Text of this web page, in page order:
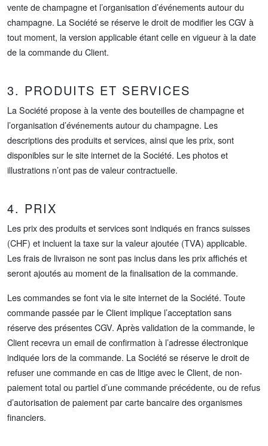
vente de champagne et l’organisation d’événements autour du
champagne. La Société se réserve le droit de modifier les CGV à
tout moment, la version applicable étant celle en vigueur à la date
de la commande du Client.
3. PRODUITS ET SERVICES
La Société propose à la vente des bouteilles de champagne et
l’organisation d’événements autour du champagne. Les
descriptions des produits et services, ainsi que les prix, sont
disponibles sur le site internet de la Société. Les photos et
illustrations n’ont pas de valeur contractuelle.
4. PRIX
Les prix des produits et services sont indiqués en francs suisses
(CHF) et incluent la taxe sur la valeur ajoutée (TVA) applicable.
Les frais de livraison ne sont pas inclus dans les prix affichés et
seront ajoutés au moment de la finalisation de la commande.
Les commandes se font via le site internet de la Société. Toute
commande passée par le Client implique l’acceptation sans
réserve des présentes CGV. Après validation de la commande, le
Client recevra un email de confirmation à l’adresse électronique
indiquée lors de la commande. La Société se réserve le droit de
refuser une commande en cas de litige avec le Client, de non-
paiement total ou partiel d’une commande précédente, ou de refus
d’autorisation de paiement par carte bancaire des organismes
financiers.